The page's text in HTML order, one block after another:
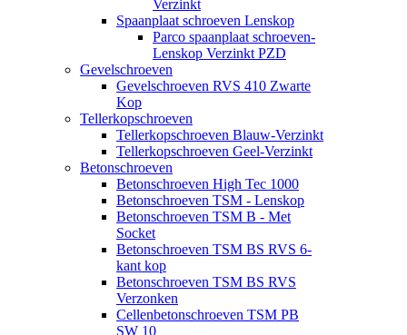
Verzinkt
Spaanplaat schroeven Lenskop
Parco spaanplaat schroeven-
Lenskop Verzinkt PZD
Gevelschroeven
Gevelschroeven RVS 410 Zwarte
Kop
Tellerkopschroeven
Tellerkopschroeven Blauw-Verzinkt
Tellerkopschroeven Geel-Verzinkt
Betonschroeven
Betonschroeven High Tec 1000
Betonschroeven TSM - Lenskop
Betonschroeven TSM B - Met
Socket
Betonschroeven TSM BS RVS 6-
kant kop
Betonschroeven TSM BS RVS
Verzonken
Cellenbetonschroeven TSM PB
SW 10